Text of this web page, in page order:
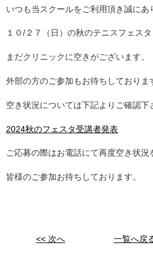
いつも当スクールをご利用頂き誠にあ
１０/２７（日）の秋のテニスフェス
まだクリニックに空きがございます。
外部の方のご参加もお待ちしておりま
空き状況については下記よりご確認下
2024秋のフェスタ受講者発表
ご応募の際はお電話にて再度空き状況
皆様のご参加お待ちしております。
<< 次へ 一覧へ戻